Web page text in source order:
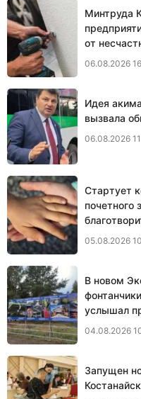
Минтруда
от
06.08.2026
Идея
вызвала
06.08.2026
Стартует
почетного
05.08.2026
В новом
услышал
04.08.2026
Запущен